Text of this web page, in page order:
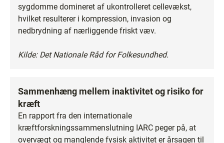
sygdomme domineret af ukontrolleret cellevækst,
hvilket resulterer i kompression, invasion og
nedbrydning af nærliggende friskt væv.
Kilde: Det Nationale Råd for Folkesundhed.
Sammenhæng mellem inaktivitet og risiko for
kræft
En rapport fra den internationale
kræftforskningssammenslutning IARC peger på, at
overvægt og manglende fysisk aktivitet er årsagen til